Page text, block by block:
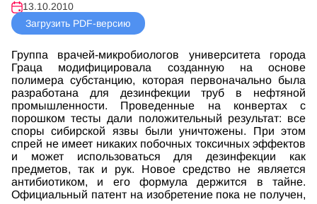
13.10.2010
Загрузить PDF-версию
Группа врачей-микробиологов университета города
Граца модифицировала созданную на основе
полимера субстанцию, которая первоначально была
разработана для дезинфекции труб в нефтяной
промышленности. Проведенные на конвертах с
порошком тесты дали положительный результат: все
споры сибирской язвы были уничтожены. При этом
спрей не имеет никаких побочных токсичных эффектов
и может использоваться для дезинфекции как
предметов, так и рук. Новое средство не является
антибиотиком, и его формула держится в тайне.
Официальный патент на изобретение пока не получен,